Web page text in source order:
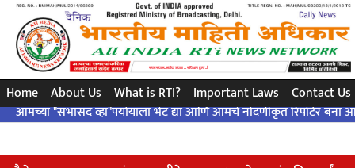
સરળ પ્રશ્ન..એક ચોક્કસ જવાબ ... બંધારણ દ્વારા ..!
Home About Us What is RTI? Important Laws
Contact Us
"सभासद व्हा"पर्यायाला भेट द्या आणि आमचे नोंदणीकृत रिपोर्टर बना आणि